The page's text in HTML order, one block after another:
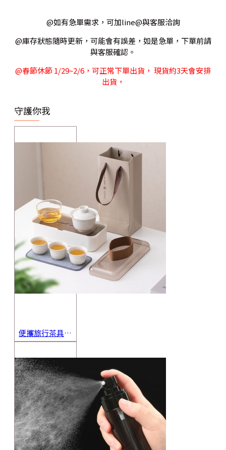
@如有急單需求，可加line@與客服洽詢
@庫存狀態隨時更新，可能會有誤差，如是急單，下單前請
與客服確認。
@春節休節 1/29~2/6，可正常下單出貨， 現貨約3天會安排
出貨，
守護你我
便攜旅行茶具組 茶杯 茶壺 陶瓷杯 泡茶組 茶具套裝 伴手禮 禮盒 禮品